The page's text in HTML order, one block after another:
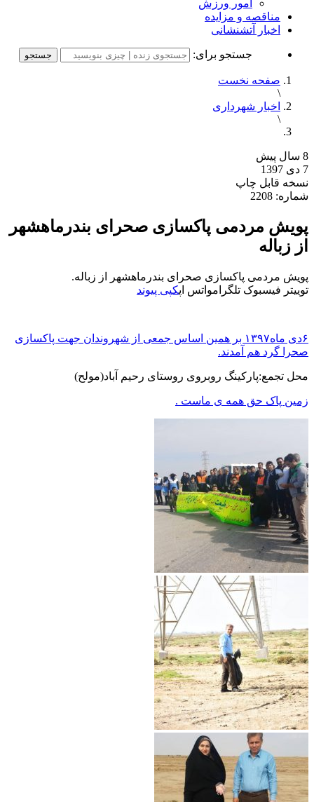
امور ورزش
مناقصه و مزایده
اخبار آتشنشانی
جستجو برای:
صفحه نخست
\
اخبار شهرداری
\
8 سال پیش
7 دی 1397
نسخه قابل چاپ
شماره: 2208
پویش مردمی پاکسازی صحرای بندرماهشهر
از زباله
پویش مردمی پاکسازی صحرای بندرماهشهر از زباله.
توییتر فیسبوک تلگرامواتس اپکپی پیوند
۶دی ماه۱۳۹۷ بر همین اساس جمعی از شهروندان جهت پاکسازی
صحرا گرد هم آمدند.
محل تجمع:پارکینگ روبروی روستای رحیم آباد(مولح)
زمین پاک حق همه ی ماست .